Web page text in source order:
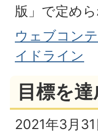
版」で定め
ウェブコン
イドライン
目標を
2021年3月31